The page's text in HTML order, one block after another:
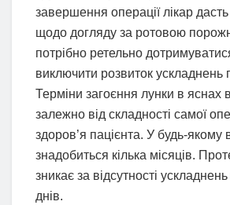
завершення операції лікар
щодо догляду за ротовою
потрібно ретельно
виключити розвиток ускладнень
Терміни загоєння лунки в яснах
залежно від складності самої
здоров’я пацієнта. У будь-якому
знадобиться кілька місяців.
зникає за відсутності
днів.